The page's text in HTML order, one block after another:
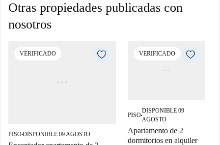
Otras propiedades publicadas con
nosotros
VERIFICADO
PISO■DISPONIBLE 09 AGOSTO
VERIFICADO
PISO■
DISPONIBLE 09
AGOSTO
Apartamento de 2
dormitorios en alquiler